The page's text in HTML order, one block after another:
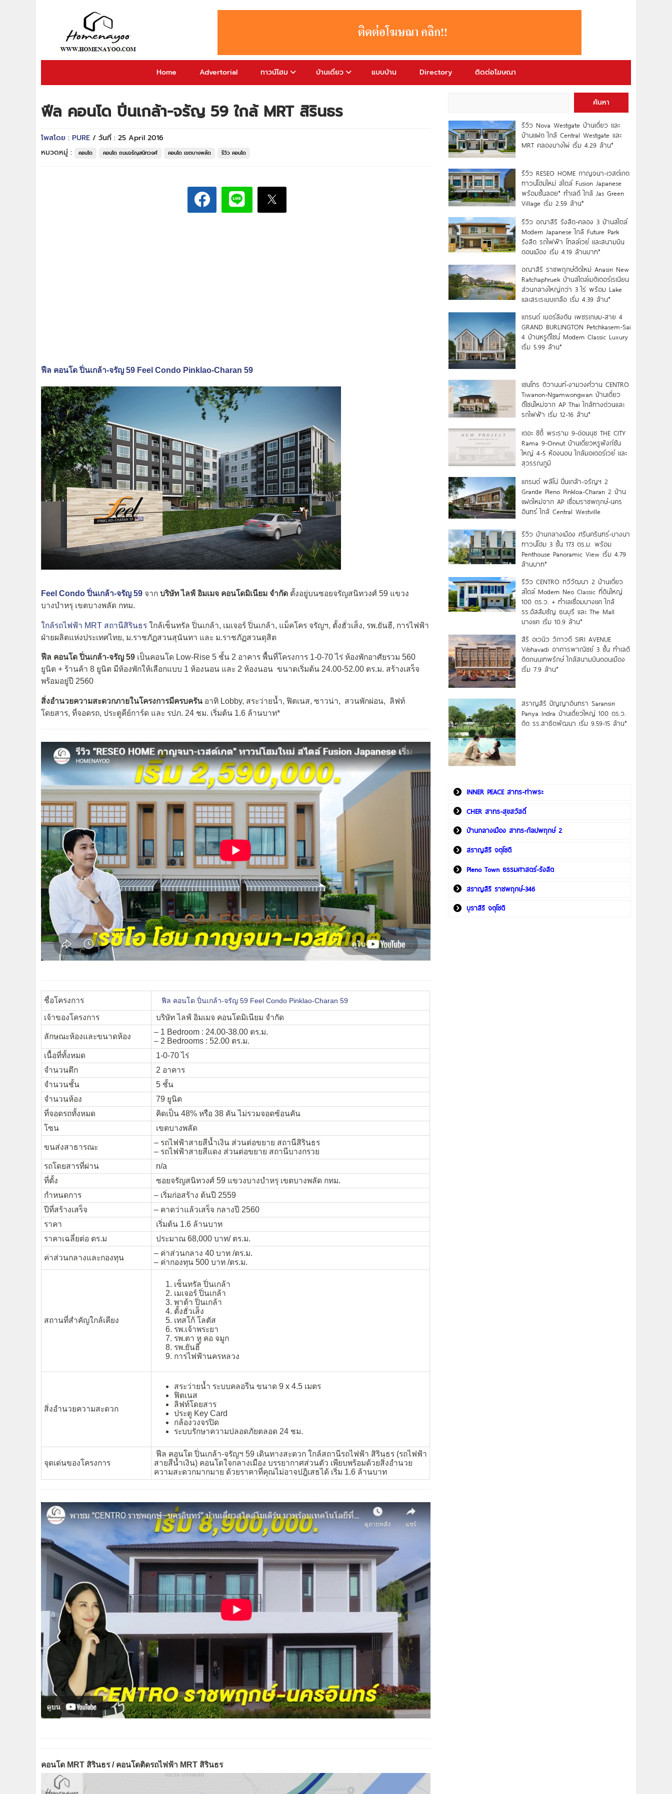
Home Advertorial ทาวน์โฮม บ้านเดี่ยว แบบบ้าน Directory ติดต่อโฆษณา
ฟีล คอนโด ปิ่นเกล้า-จรัญ 59 ใกล้ MRT สิรินธร
โพสโดย : PURE / วันที่ : 25 April 2016
หมวดหมู่ :
คอนโด คอนโด ถนนจรัญสนิทวงศ์ คอนโด เขตบางพลัด รีวิว คอนโด
ฟีล คอนโด ปิ่นเกล้า-จรัญ 59 Feel Condo Pinklao-Charan 59
Feel Condo ปิ่นเกล้า-จรัญ 59 จาก บริษัท ไลฟ์ อิมเมจ คอนโดมิเนียม จำกัด ตั้งอยู่บนซอยจรัญสนิทวงศ์ 59 แขวง
บางบำหรุ เขตบางพลัด กทม.
ใกล้รถไฟฟ้า MRT สถานีสิรินธร ใกล้เซ็นทรัล ปิ่นเกล้า, เมเจอร์ ปิ่นเกล้า, แม็คโคร จรัญฯ, ตั้งฮั่วเส็ง, รพ.ยันฮี, การไฟฟ้า
ฝ่ายผลิตแห่งประเทศไทย, ม.ราชภัฏสวนสุนันทา และ ม.ราชภัฏสวนดุสิต
ฟีล คอนโด ปิ่นเกล้า-จรัญ 59 เป็นคอนโด Low-Rise 5 ชั้น 2 อาคาร พื้นที่โครงการ 1-0-70 ไร่ ห้องพักอาศัยรวม 560
ยูนิต + ร้านค้า 8 ยูนิต มีห้องพักให้เลือกแบบ 1 ห้องนอน และ 2 ห้องนอน ขนาดเริ่มต้น 24.00-52.00 ตร.ม. สร้างเสร็จ
พร้อมอยู่ปี 2560
สิ่งอำนวยความสะดวกภายในโครงการมีครบครัน อาทิ Lobby, สระว่ายน้ำ, ฟิตเนส, ซาวน่า, สวนพักผ่อน, ลิฟท์
โดยสาร, ที่จอดรถ, ประตูคีย์การ์ด และ รปภ. 24 ชม. เริ่มต้น 1.6 ล้านบาท*
ชื่อโครงการ ฟีล คอนโด ปิ่นเกล้า-จรัญ 59 Feel Condo Pinklao-Charan 59
เจ้าของโครงการ บริษัท ไลฟ์ อิมเมจ คอนโดมิเนียม จำกัด
ลักษณะห้องและขนาดห้อง
– 1 Bedroom : 24.00-38.00 ตร.ม.
– 2 Bedrooms : 52.00 ตร.ม.
เนื้อที่ทั้งหมด
1-0-70 ไร่
จำนวนตึก
2 อาคาร
จำนวนชั้น
5 ชั้น
จำนวนห้อง
79 ยูนิต
ที่จอดรถทั้งหมด
คิดเป็น 48% หรือ 38 คัน ไม่รวมจอดซ้อนคัน
โซน
เขตบางพลัด
ขนส่งสาธารณะ
– รถไฟฟ้าสายสีน้ำเงิน ส่วนต่อขยาย สถานีสิรินธร
– รถไฟฟ้าสายสีแดง ส่วนต่อขยาย สถานีบางกรวย
รถโดยสารที่ผ่าน
n/a
ที่ตั้ง
ซอยจรัญสนิทวงศ์ 59 แขวงบางบำหรุ เขตบางพลัด กทม.
กำหนดการ
– เริ่มก่อสร้าง ต้นปี 2559
ปีที่สร้างเสร็จ
– คาดว่าแล้วเสร็จ กลางปี 2560
ราคา
เริ่มต้น 1.6 ล้านบาท
ราคาเฉลี่ยต่อ ตร.ม
ประมาณ 68,000 บาท/ ตร.ม.
ค่าส่วนกลางและกองทุน
– ค่าส่วนกลาง 40 บาท /ตร.ม.
– ค่ากองทุน 500 บาท /ตร.ม.
สถานที่สำคัญใกล้เคียง
เซ็นทรัล ปิ่นเกล้า
เมเจอร์ ปิ่นเกล้า
พาต้า ปิ่นเกล้า
ตั้งฮั่วเส็ง
เทสโก้ โลตัส
รพ.เจ้าพระยา
รพ.ตา หู คอ จมูก
รพ.ยันฮี
การไฟฟ้านครหลวง
สิ่งอำนวยความสะดวก
สระว่ายน้ำ ระบบคลอรีน ขนาด 9 x 4.5 เมตร
ฟิตเนส
ลิฟท์โดยสาร
ประตู Key Card
กล้องวงจรปิด
ระบบรักษาความปลอดภัยตลอด 24 ชม.
จุดเด่นของโครงการ
ฟีล คอนโด ปิ่นเกล้า-จรัญฯ 59 เดินทางสะดวก ใกล้สถานีรถไฟฟ้า สิรินธร (รถไฟฟ้า
สายสีน้ำเงิน) คอนโดใจกลางเมือง บรรยากาศส่วนตัว เพียบพร้อมด้วยสิ่งอำนวย
ความสะดวกมากมาย ด้วยราคาที่คุณไม่อาจปฎิเสธได้ เริ่ม 1.6 ล้านบาท
คอนโด MRT สิรินธร / คอนโดติดรถไฟฟ้า MRT สิรินธร
ค้นหา
รีวิว Nova Westgate บ้านเดี่ยว และ
บ้านแฝด ใกล้ Central Westgate และ
MRT คลองบางไผ่ เริ่ม 4.29 ล้าน*
รีวิว RESEO HOME กาญจนา-เวสต์เกต
ทาวน์โฮมใหม่ สไตล์ Fusion Japanese
พร้อมชั้นลอย* ทำเลดี ใกล้ Jas Green
Village เริ่ม 2.59 ล้าน*
รีวิว อณาสิริ รังสิต-คลอง 3 บ้านสไตล์
Modern Japanese ใกล้ Future Park
รังสิต รถไฟฟ้า โทลล์เวย์ และสนามบิน
ดอนเมือง เริ่ม 4.19 ล้านบาท*
อณาสิริ ราชพฤกษ์ตัดใหม่ Anasiri New
Ratchaphruek บ้านสไตล์เมดิเตอร์เรเนียน
ส่วนกลางใหญ่กว่า 3 ไร่ พร้อม Lake
และสระระบบเกลือ เริ่ม 4.39 ล้าน*
แกรนด์ เบอร์ลิงตัน เพชรเกษม-สาย 4
GRAND BURLINGTON Petchkasem-Sai
4 บ้านหรูดีไซน์ Modern Classic Luxury
เริ่ม 5.99 ล้าน*
เซนโทร ติวานนท์-งามวงศ์วาน CENTRO
Tiwanon-Ngamwongwan บ้านเดี่ยว
ดีไซน์ใหม่จาก AP Thai ใกล้ทางด่วนและ
รถไฟฟ้า เริ่ม 12-16 ล้าน*
เดอะ ซิตี้ พระราม 9-อ่อนนุช THE CITY
Rama 9-Onnut บ้านเดี่ยวหรูฟังก์ชัน
ใหญ่ 4-5 ห้องนอน ใกล้มอเตอร์เวย์ และ
สุวรรณภูมิ
แกรนด์ พลีโน่ ปิ่นเกล้า-จรัญฯ 2
Grande Pleno Pinkloa-Charan 2 บ้าน
แฝดใหม่จาก AP เชื่อมราชพฤกษ์-นคร
อินทร์ ใกล้ Central Westville
รีวิว บ้านกลางเมือง ศรีนครินทร์-บางนา
ทาวน์โฮม 3 ชั้น 173 ตร.ม. พร้อม
Penthouse Panoramic View เริ่ม 4.79
ล้านบาท*
รีวิว CENTRO ทวีวัฒนา 2 บ้านเดี่ยว
สไตล์ Modern Neo Classic ที่ดินใหญ่
100 ตร.ว. + ทำเลเชื่อมบางแค ใกล้
รร.อัสสัมชัญ ธนบุรี และ The Mall
บางแค เริ่ม 10.9 ล้าน*
สิริ อเวนิว วิภาวดี SIRI AVENUE
Vibhavadi อาคารพาณิชย์ 3 ชั้น ทำเลดี
ติดถนนเทพรักษ์ ใกล้สนามบินดอนเมือง
เริ่ม 7.9 ล้าน*
สราญสิริ ปัญญาอินทรา Saransiri
Panya Indra บ้านเดี่ยวใหญ่ 100 ตร.ว.
ดิด รร.สาธิตพัฒนา เริ่ม 9.59-15 ล้าน*
INNER PEACE สาทร-ท่าพระ
CHER สาทร-สุขสวัสดิ์
บ้านกลางเมือง สาทร-กัลปพฤกษ์ 2
สราญสิริ จตุโชติ
Pleno Town ธรรมศาสตร์-รังสิต
สราญสิริ ราชพฤกษ์-346
บุราสิริ จตุโชติ